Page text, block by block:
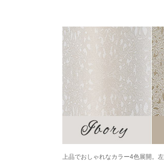
上品でおしゃれなカラー4色展開。